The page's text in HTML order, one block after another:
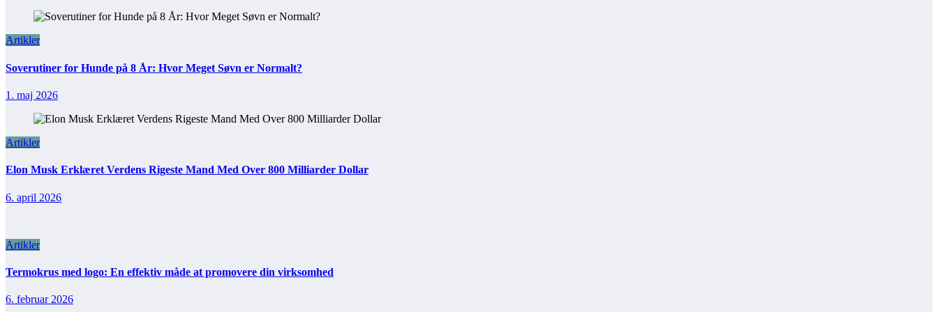
Artikler
Soverutiner for Hunde på 8 År: Hvor Meget Søvn er Normalt?
1. maj 2026
Artikler
Elon Musk Erklæret Verdens Rigeste Mand Med Over 800 Milliarder Dollar
6. april 2026
Artikler
Termokrus med logo: En effektiv måde at promovere din virksomhed
6. februar 2026